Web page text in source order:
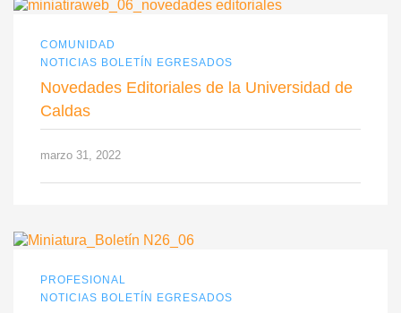
COMUNIDAD
NOTICIAS BOLETÍN EGRESADOS
Novedades Editoriales de la Universidad de
Caldas
marzo 31, 2022
PROFESIONAL
NOTICIAS BOLETÍN EGRESADOS